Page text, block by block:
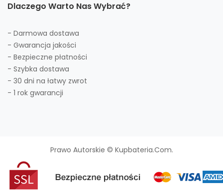
Dlaczego Warto Nas Wybrać?
- Darmowa dostawa
- Gwarancja jakości
- Bezpieczne płatności
- Szybka dostawa
- 30 dni na łatwy zwrot
- 1 rok gwarancji
Prawo Autorskie © Kupbateria.com.